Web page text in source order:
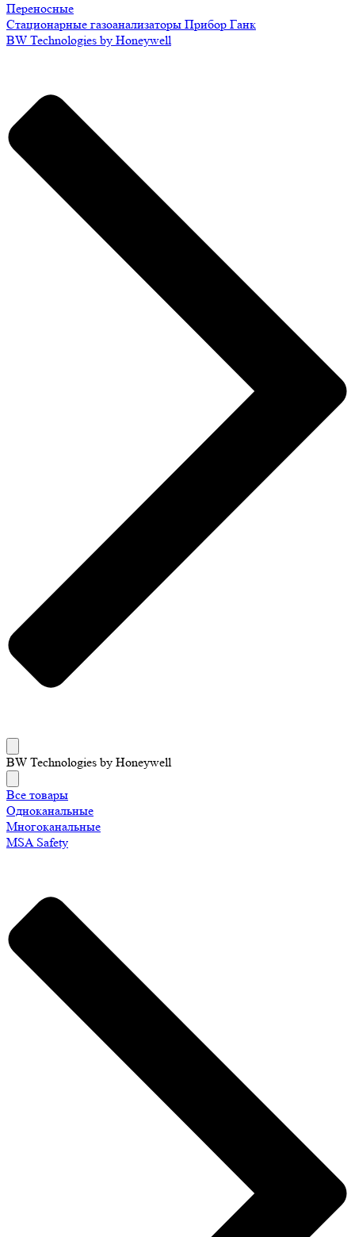
Переносные
Стационарные газоанализаторы Прибор Ганк
BW Technologies by Honeywell
BW Technologies by Honeywell
Все товары
Одноканальные
Многоканальные
MSA Safety